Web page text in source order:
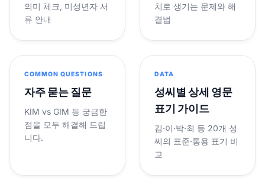
의미 체크, 미성년자 서
류 안내
치로 생기는 문제와 해
결법
COMMON QUESTIONS
자주 묻는 질문
KIM vs GIM 등 궁금한
점을 모두 해결해 드립
니다.
DATA
성씨별 상세 영문
표기 가이드
김·이·박·최 등 20개 성
씨의 표준·통용 표기 비
교